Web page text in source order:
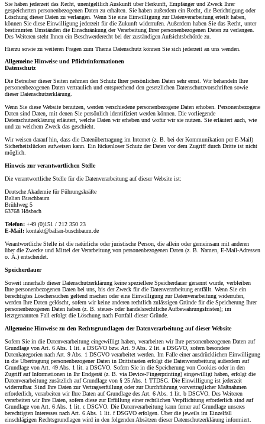
Sie haben jederzeit das Recht, unentgeltlich Auskunft über Herkunft, Empfänger und Zweck Ihrer
gespeicherten personenbezogenen Daten zu erhalten. Sie haben außerdem ein Recht, die Berichtigung oder
Löschung dieser Daten zu verlangen. Wenn Sie eine Einwilligung zur Datenverarbeitung erteilt haben,
können Sie diese Einwilligung jederzeit für die Zukunft widerrufen. Außerdem haben Sie das Recht, unter
bestimmten Umständen die Einschränkung der Verarbeitung Ihrer personenbezogenen Daten zu verlangen.
Des Weiteren steht Ihnen ein Beschwerderecht bei der zuständigen Aufsichtsbehörde zu.
Hierzu sowie zu weiteren Fragen zum Thema Datenschutz können Sie sich jederzeit an uns wenden.
Allgemeine Hinweise und Pflicht­informationen
Datenschutz
Die Betreiber dieser Seiten nehmen den Schutz Ihrer persönlichen Daten sehr ernst. Wir behandeln Ihre
personenbezogenen Daten vertraulich und entsprechend den gesetzlichen Datenschutzvorschriften sowie
dieser Datenschutzerklärung.
Wenn Sie diese Website benutzen, werden verschiedene personenbezogene Daten erhoben. Personenbezogene
Daten sind Daten, mit denen Sie persönlich identifiziert werden können. Die vorliegende
Datenschutzerklärung erläutert, welche Daten wir erheben und wofür wir sie nutzen. Sie erläutert auch, wie
und zu welchem Zweck das geschieht.
Wir weisen darauf hin, dass die Datenübertragung im Internet (z. B. bei der Kommunikation per E-Mail)
Sicherheitslücken aufweisen kann. Ein lückenloser Schutz der Daten vor dem Zugriff durch Dritte ist nicht
möglich.
Hinweis zur verantwortlichen Stelle
Die verantwortliche Stelle für die Datenverarbeitung auf dieser Website ist:
Deutsche Akademie für Führungskräfte
Balian Buschbaum
Brühlweg 5
63768 Hösbach
Telefon: +49 (0)151 / 212 350 23
E-Mail: kontakt@balian-buschbaum.de
Verantwortliche Stelle ist die natürliche oder juristische Person, die allein oder gemeinsam mit anderen
über die Zwecke und Mittel der Verarbeitung von personenbezogenen Daten (z. B. Namen, E-Mail-Adressen
o. Ä.) entscheidet.
Speicherdauer
Soweit innerhalb dieser Datenschutzerklärung keine speziellere Speicherdauer genannt wurde, verbleiben
Ihre personenbezogenen Daten bei uns, bis der Zweck für die Datenverarbeitung entfällt. Wenn Sie ein
berechtigtes Löschersuchen geltend machen oder eine Einwilligung zur Datenverarbeitung widerrufen,
werden Ihre Daten gelöscht, sofern wir keine anderen rechtlich zulässigen Gründe für die Speicherung Ihrer
personenbezogenen Daten haben (z. B. steuer- oder handelsrechtliche Aufbewahrungsfristen); im
letztgenannten Fall erfolgt die Löschung nach Fortfall dieser Gründe.
Allgemeine Hinweise zu den Rechtsgrundlagen der Datenverarbeitung auf dieser Website
Sofern Sie in die Datenverarbeitung eingewilligt haben, verarbeiten wir Ihre personenbezogenen Daten auf
Grundlage von Art. 6 Abs. 1 lit. a DSGVO bzw. Art. 9 Abs. 2 lit. a DSGVO, sofern besondere
Datenkategorien nach Art. 9 Abs. 1 DSGVO verarbeitet werden. Im Falle einer ausdrücklichen Einwilligung
in die Übertragung personenbezogener Daten in Drittstaaten erfolgt die Datenverarbeitung außerdem auf
Grundlage von Art. 49 Abs. 1 lit. a DSGVO. Sofern Sie in die Speicherung von Cookies oder in den
Zugriff auf Informationen in Ihr Endgerät (z. B. via Device-Fingerprinting) eingewilligt haben, erfolgt die
Datenverarbeitung zusätzlich auf Grundlage von § 25 Abs. 1 TTDSG. Die Einwilligung ist jederzeit
widerrufbar. Sind Ihre Daten zur Vertragserfüllung oder zur Durchführung vorvertraglicher Maßnahmen
erforderlich, verarbeiten wir Ihre Daten auf Grundlage des Art. 6 Abs. 1 lit. b DSGVO. Des Weiteren
verarbeiten wir Ihre Daten, sofern diese zur Erfüllung einer rechtlichen Verpflichtung erforderlich sind auf
Grundlage von Art. 6 Abs. 1 lit. c DSGVO. Die Datenverarbeitung kann ferner auf Grundlage unseres
berechtigten Interesses nach Art. 6 Abs. 1 lit. f DSGVO erfolgen. Über die jeweils im Einzelfall
einschlägigen Rechtsgrundlagen wird in den folgenden Absätzen dieser Datenschutzerklärung informiert.